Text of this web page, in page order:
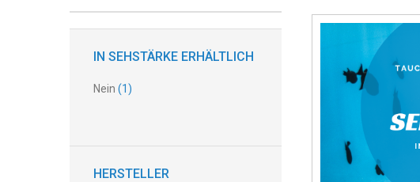
IN SEHSTÄRKE ERHÄLTLICH
Nein (1)
HERSTELLER